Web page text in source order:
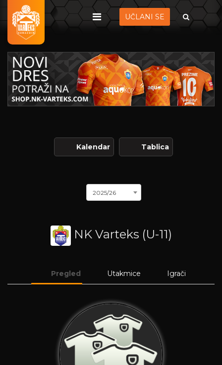
UČLANI SE
Kalendar Tablica
2025/26
NK Varteks (U-11)
Pregled Utakmice Igrači